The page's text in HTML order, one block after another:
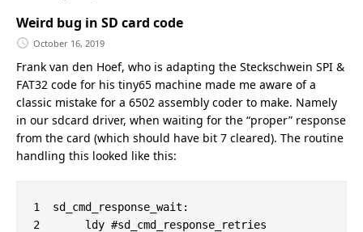
Weird bug in SD card code
October 16, 2019
Frank van den Hoef, who is adapting the Steckschwein SPI &
FAT32 code for his tiny65 machine made me aware of a
classic mistake for a 6502 assembly coder to make. Namely
in our sdcard driver, when waiting for the “proper” response
from the card (which should have bit 7 cleared). The routine
handling this looked like this:
1  sd_cmd_response_wait:
2 	ldy #sd_cmd_response_retries